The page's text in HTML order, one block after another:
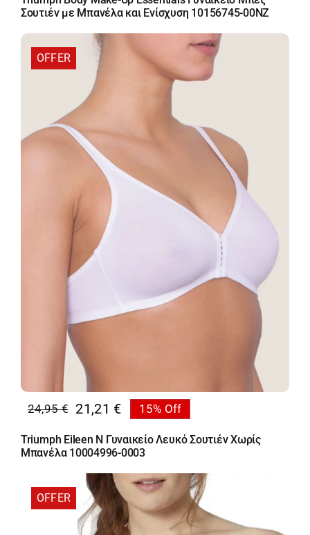
was:
τιμή
32,73 €.
Σουτιέν με Μπανέλα και Ενίσχυση 10156745-00NZ
OFFER
24,95€
Original
price
was:
21,21 €
Η
τρέχουσα
τιμή
21,21 €.
15% Off
Triumph Eileen N Γυναικείο Λευκό Σουτιέν Χωρίς
Μπανέλα 10004996-0003
OFFER